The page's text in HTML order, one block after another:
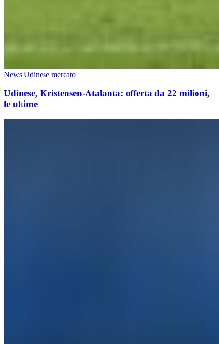
News Udinese mercato
Udinese, Kristensen-Atalanta: offerta da 22 milioni,
le ultime